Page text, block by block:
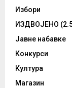
Избори
ИЗДВОЈЕНО
Јавне набавке
Конкурси
Култура
Магазин